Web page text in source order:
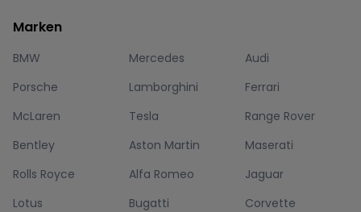
Marken
BMW Mercedes
Audi
Porsche
Lamborghini
Ferrari
McLaren
Tesla
Range Rover
Bentley
Aston Martin
Maserati
Rolls Royce
Alfa Romeo
Jaguar
Lotus
Bugatti Corvette